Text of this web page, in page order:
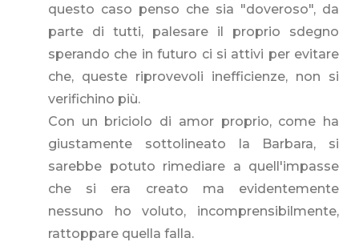
questo caso penso che sia "doveroso", da
parte di tutti, palesare il proprio sdegno
sperando che in futuro ci si attivi per evitare
che, queste riprovevoli inefficienze, non si
verifichino più.
Con un briciolo di amor proprio, come ha
giustamente sottolineato la Barbara, si
sarebbe potuto rimediare a quell'impasse
che si era creato ma evidentemente
nessuno ho voluto, incomprensibilmente,
rattoppare quella falla.